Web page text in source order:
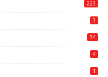
223
3
34
4
1